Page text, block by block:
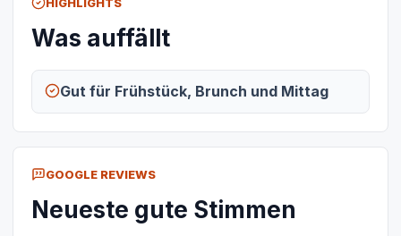
Was auffällt
Gut für Frühstück, Brunch und Mittag
GOOGLE REVIEWS
Neueste gute Stimmen